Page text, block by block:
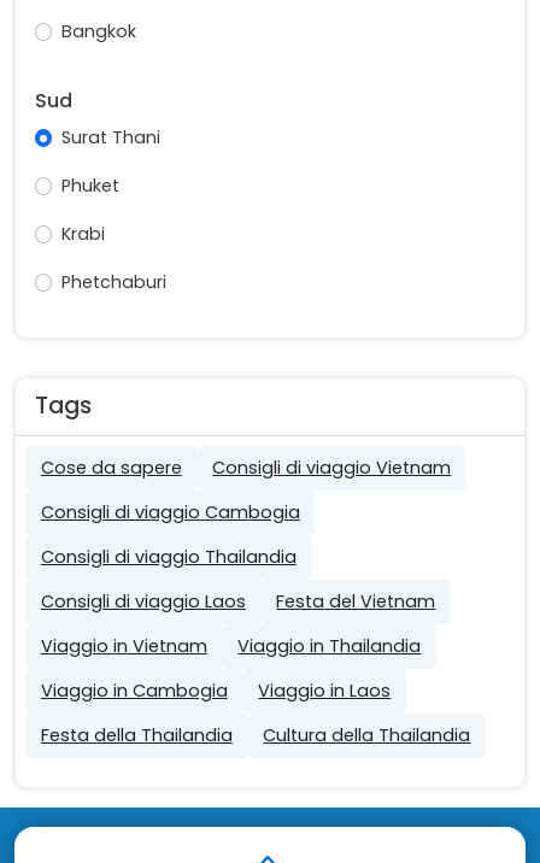
Bangkok
Sud
Surat Thani
Phuket
Krabi
Phetchaburi
Tags
Cose da sapere
Consigli di viaggio Vietnam
Consigli di viaggio Cambogia
Consigli di viaggio Thailandia
Consigli di viaggio Laos
Festa del Vietnam
Viaggio in Vietnam
Viaggio in Thailandia
Viaggio in Cambogia
Viaggio in Laos
Festa della Thailandia
Cultura della Thailandia